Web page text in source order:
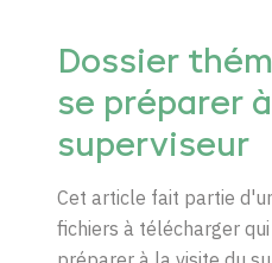
Dossier
se préparer
superviseur
Cet article fait partie
fichiers à télécharger